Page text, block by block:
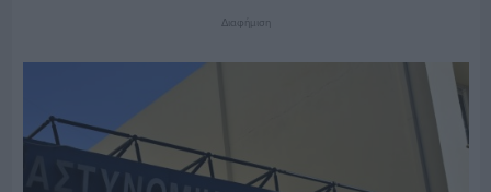
Διαφήμιση